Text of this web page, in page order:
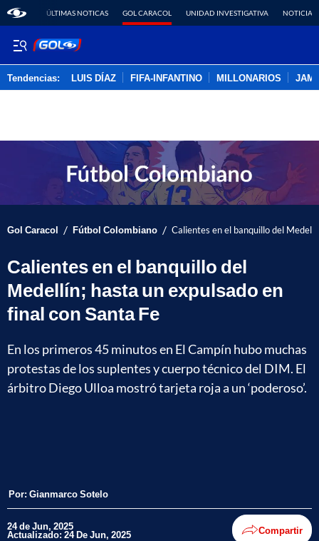
ÚLTIMAS NOTICAS GOL CARACOL UNIDAD INVESTIGATIVA NOTICIAS
Tendencias: LUIS DÍAZ FIFA-INFANTINO MILLONARIOS
Gol Caracol / Fútbol Colombiano / Calientes en el banquillo del
Calientes en el banquillo del
Medellín; hasta un expulsado en
final con Santa Fe
En los primeros 45 minutos en El Campín hubo muchas
protestas de los suplentes y cuerpo técnico del DIM. El
árbitro Diego Ulloa mostró tarjeta roja a un ‘poderoso’.
Por: Gianmarco Sotelo
24 de Jun, 2025
Actualizado: 24 De Jun, 2025 Compartir